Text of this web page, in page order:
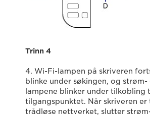
Trinn 4
4. Wi-Fi-lampen på skriveren
blinke under søkingen, og
lampene blinker under tilkobling
tilgangspunktet. Når skriveren
trådløse nettverket, slutter